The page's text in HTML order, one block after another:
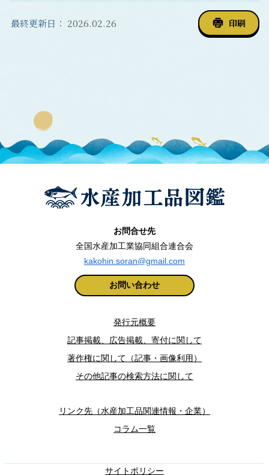
最終更新日： 2026.02.26 印刷
お問合せ先
全国水産加工業協同組合連合会
kakohin.soran@gmail.com
お問い合わせ
発行元概要
記事掲載、広告掲載、寄付に関して
著作権に関して（記事・画像利用）
その他記事の検索方法に関して
リンク先（水産加工品関連情報・企業）
コラム一覧
サイトポリシー